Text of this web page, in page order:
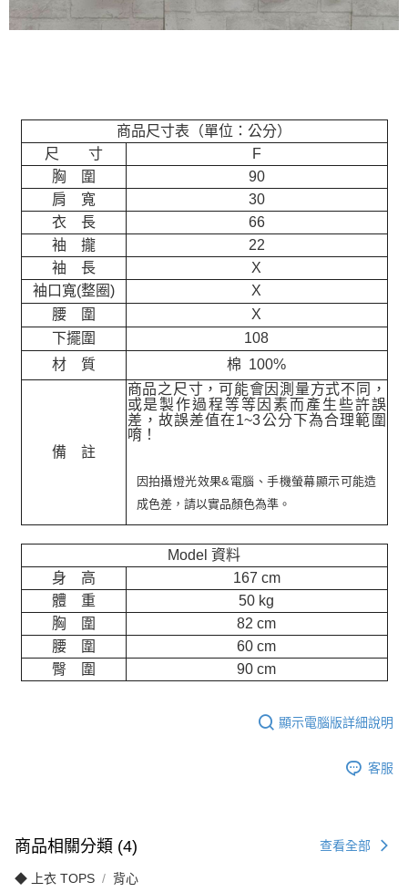
商品尺寸表（單位：公分）
尺 寸
F
胸 圍
90
肩 寬
30
衣 長
66
袖 攏
22
袖 長
X
袖口寬(整圈)
X
腰 圍
X
下擺圍
108
材 質
棉 100%
備 註
商品之尺寸，可能會因測量方式不同，
或是製作過程等等因素而產生些許誤
差，故誤差值在1~3公分下為合理範圍
唷！
因拍攝燈光效果&電腦、手機螢幕顯示可能造
成色差，請以實品顏色為準。
Model 資料
身 高
167 cm
體 重
50 kg
胸 圍
82 cm
腰 圍
60 cm
臀 圍
90 cm
顯示電腦版詳細說明
客服
商品相關分類 (4) 查看全部
◆ 上衣 TOPS 背心